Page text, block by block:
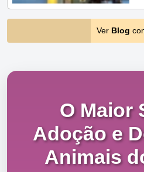
Ver Blog
O Maior
Adoção e
Animais